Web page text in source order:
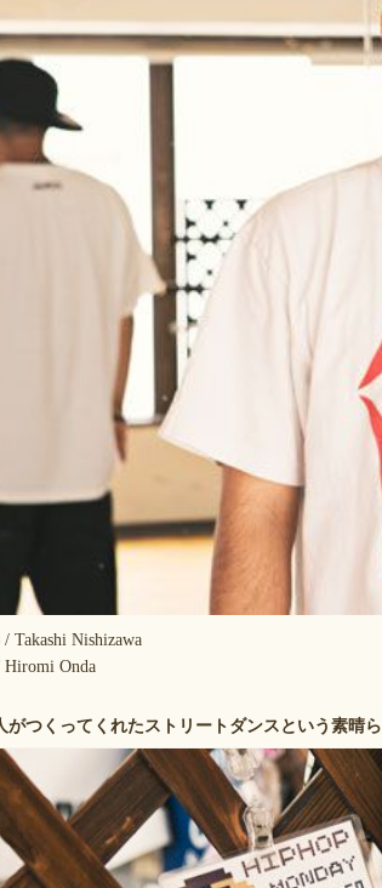
/ Takashi Nishizawa
Hiromi Onda
がつくってくれたストリートダンスという素